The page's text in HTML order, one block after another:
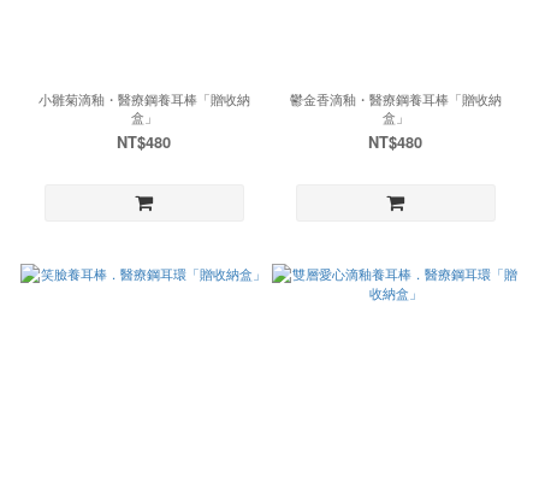
小雛菊滴釉・醫療鋼養耳棒「贈收納
盒」
NT$480
鬱金香滴釉・醫療鋼養耳棒「贈收納
盒」
NT$480